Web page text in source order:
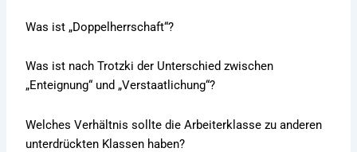
Was ist „Doppelherrschaft“?
Was ist nach Trotzki der Unterschied zwischen
„Enteignung“ und „Verstaatlichung“?
Welches Verhältnis sollte die Arbeiterklasse zu anderen
unterdrückten Klassen haben?